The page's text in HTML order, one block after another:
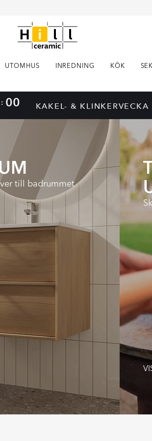
UTOMHUS INREDNING KÖK
: 59 KAKEL- & KLINKERVECKA
till badrummet